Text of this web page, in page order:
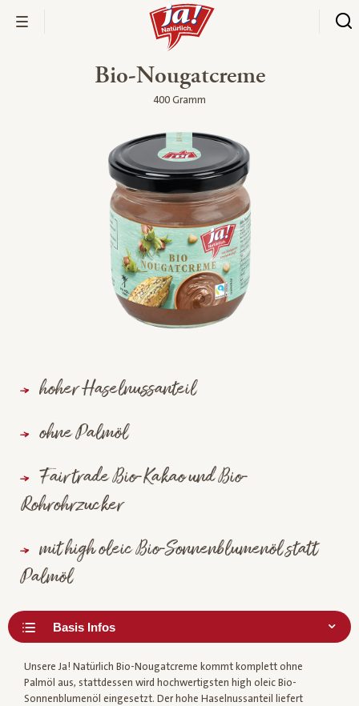
Bio-Nougatcreme
400 Gramm
hoher Haselnussanteil
ohne Palmöl
Fairtrade Bio-Kakao und Bio-
Rohrohrzucker
mit high oleic Bio-Sonnenblumenöl statt
Palmöl
Unsere Ja! Natürlich Bio-Nougatcreme kommt komplett ohne
Palmöl aus, stattdessen wird hochwertigsten high oleic Bio-
Sonnenblumenöl eingesetzt. Der hohe Haselnussanteil liefert